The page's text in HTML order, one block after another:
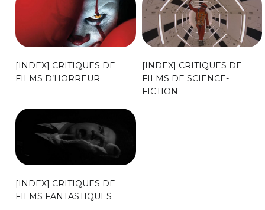
[INDEX] CRITIQUES DE
FILMS D’HORREUR
[INDEX] CRITIQUES DE
FILMS DE SCIENCE-
FICTION
[INDEX] CRITIQUES DE
FILMS FANTASTIQUES